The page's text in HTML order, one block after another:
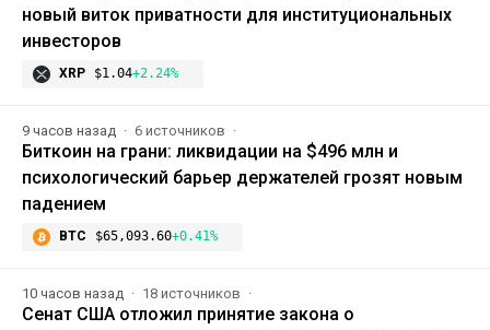
новый виток приватности для институциональных
инвесторов
XRP $1.04+2.24%
9 часов назад 6 источников
Биткоин на грани: ликвидации на $496 млн и
психологический барьер держателей грозят новым
падением
BTC $65,093.60+0.41%
10 часов назад 18 источников
Сенат США отложил принятие закона о